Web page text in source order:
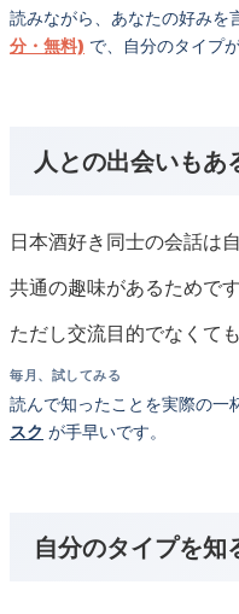
読みながら、あなたの好みを
分・無料) で、自分のタイプ
人との出会いもあ
日本酒好き同士の会話は
共通の趣味があるためです
ただし交流目的でなくて
毎月、試してみる
読んで知ったことを実際の一
スク が手早いです。
自分のタイプを知